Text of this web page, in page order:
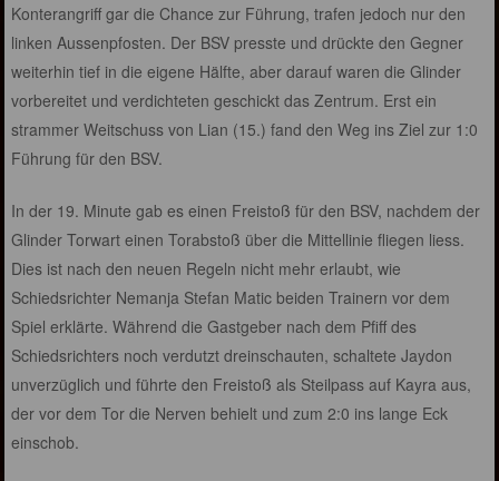
Konterangriff gar die Chance zur Führung, trafen jedoch nur den
linken Aussenpfosten. Der BSV presste und drückte den Gegner
weiterhin tief in die eigene Hälfte, aber darauf waren die Glinder
vorbereitet und verdichteten geschickt das Zentrum. Erst ein
strammer Weitschuss von Lian (15.) fand den Weg ins Ziel zur 1:0
Führung für den BSV.
In der 19. Minute gab es einen Freistoß für den BSV, nachdem der
Glinder Torwart einen Torabstoß über die Mittellinie fliegen liess.
Dies ist nach den neuen Regeln nicht mehr erlaubt, wie
Schiedsrichter Nemanja Stefan Matic beiden Trainern vor dem
Spiel erklärte. Während die Gastgeber nach dem Pfiff des
Schiedsrichters noch verdutzt dreinschauten, schaltete Jaydon
unverzüglich und führte den Freistoß als Steilpass auf Kayra aus,
der vor dem Tor die Nerven behielt und zum 2:0 ins lange Eck
einschob.